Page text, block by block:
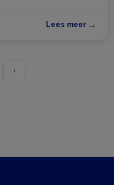
Lees meer →
›